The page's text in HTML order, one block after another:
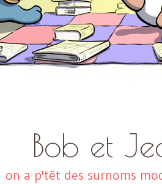
Bob et
on a p'têt des surnoms